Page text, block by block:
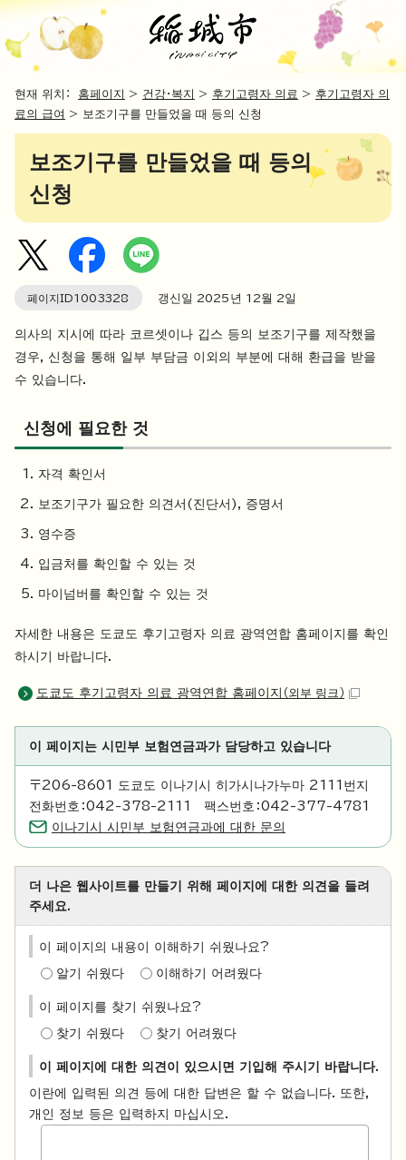
현재 위치： 홈페이지 > 건강・복지 > 후기고령자 의료 > 후기고령자 의
료의 급여
> 보조기구를 만들었을 때 등의 신청
보조기구를 만들었을 때 등의
신청
페이지ID1003328 갱신일 2025 년 12월 2일
의사의 지시에 따라 코르셋이나 깁스 등의 보조기구를 제작했을
경우, 신청을 통해 일부 부담금 이외의 부분에 대해 환급을 받을
수 있습니다.
신청에 필요한 것
자격 확인서
보조기구가 필요한 의견서(진단서), 증명서
영수증
입금처를 확인할 수 있는 것
마이넘버를 확인할 수 있는 것
자세한 내용은 도쿄도 후기고령자 의료 광역연합 홈페이지를 확인
하시기 바랍니다.
도쿄도 후기고령자 의료 광역연합 홈페이지 （외부 링크）
이 페이지는 시민부 보험연금과가 담당하고 있습니다
〒206-8601 도쿄도 이나기시 히가시나가누마 2111번지
전화번호：042-378-2111 팩스번호：042-377-4781
이나기시 시민부 보험연금과에 대한 문의
더 나은 웹사이트를 만들기 위해 페이지에 대한 의견을 들려
주세요.
이 페이지의 내용이 이해하기 쉬웠나요?
알기 쉬웠다 이해하기 어려웠다
이 페이지를 찾기 쉬웠나요?
찾기 쉬웠다 찾기 어려웠다
이 페이지에 대한 의견이 있으시면 기입해 주시기 바랍니다.
이란에 입력된 의견 등에 대한 답변은 할 수 없습니다. 또한,
개인 정보 등은 입력하지 마십시오.